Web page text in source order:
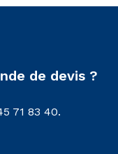
de devis ?
71 83 40.